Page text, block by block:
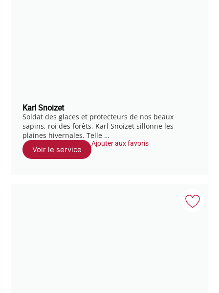
Karl Snoizet
Soldat des glaces et protecteurs de nos beaux
sapins, roi des forêts, Karl Snoizet sillonne les
plaines hivernales. Telle …
Voir le service
Ajouter aux favoris